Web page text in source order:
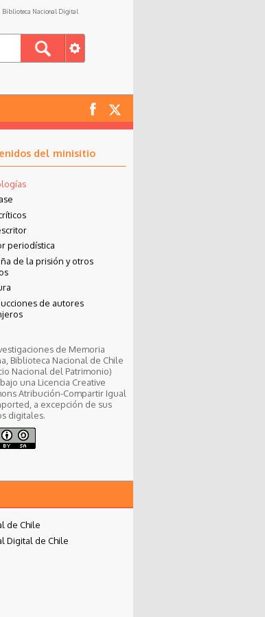
Biblioteca Nacional Digital
del minisitio
periodística
de la prisión y otros
de autores
de Memoria
Biblioteca Nacional de Chile
Nacional del Patrimonio)
una Licencia Creative
Atribución-Compartir Igual
a excepción de sus
digitales.
de Chile
Digital de Chile